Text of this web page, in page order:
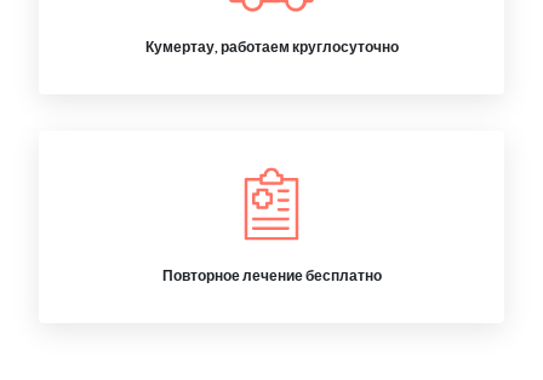
Кумертау, работаем круглосуточно
Повторное лечение бесплатно